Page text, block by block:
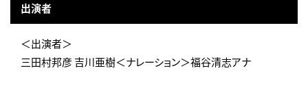
出演者
＜出演者＞
三田村邦彦 吉川亜樹＜ナレーション＞福谷清志アナ